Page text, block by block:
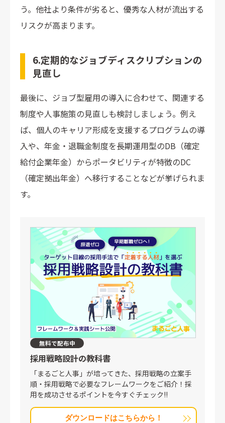
う。他社より条件が劣ると、優秀な人材が流出する
リスクが高まります。
6.定期的なジョブディスクリプションの
見直し
最後に、ジョブ型雇用の導入に合わせて、関連する
制度や人事施策の見直しも検討しましょう。例え
ば、個人のキャリア形成を支援するプログラムの導
入や、年金・退職金制度を長期運用型のDB（確定
給付企業年金）からポータビリティが特徴のDC
（確定拠出年金）へ移行することなどが挙げられま
す。
無料で配布中
採用戦略設計の教科書
「まるごと人事」が培ってきた、採用戦略の立案手
順・採用戦略で必要なフレームワークをご紹介！採
用を成功させるポイントを今すぐチェック!!
ダウンロードはこちらから！